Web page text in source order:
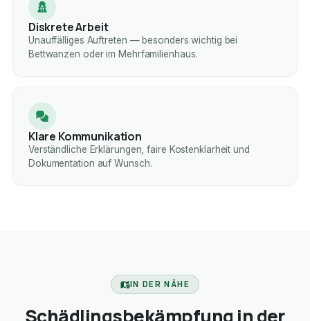
Diskrete Arbeit
Unauffälliges Auftreten — besonders wichtig bei
Bettwanzen oder im Mehrfamilienhaus.
Klare Kommunikation
Verständliche Erklärungen, faire Kostenklarheit und
Dokumentation auf Wunsch.
IN DER NÄHE